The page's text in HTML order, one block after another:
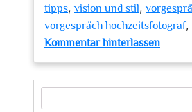
tipps, vision und stil,
vorgespräch hochzeitsfotograf,
Kommentar hinterlassenzu
zu